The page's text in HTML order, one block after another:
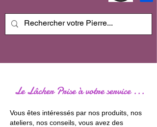
Le Lâcher Prise à votre service ...
Vous êtes intéressés par nos produits, nos
ateliers, nos conseils, vous avez des